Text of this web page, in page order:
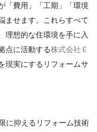
「費用」「工期」「環境
ませます。これらすべて
理想的な住環境を手に入
点に活動する株式会社Ｅ
現実にするリフォームサ
に抑えるリフォーム技術